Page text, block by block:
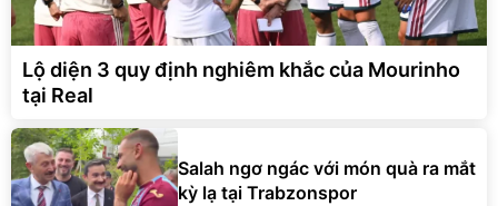
Lộ diện 3 quy định nghiêm khắc của Mourinho
tại Real
Salah ngơ ngác với món quà ra mắt
kỳ lạ tại Trabzonspor